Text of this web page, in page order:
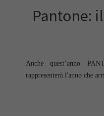
Pantone:
Anche quest’anno
rappresenterà l'anno che